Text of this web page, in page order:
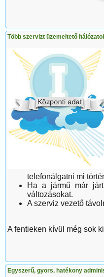
Több szervizt üzemeltető
telefonálgatni mi
Ha a jármű már
változásokat.
A szerviz vezető
A fentieken kívül még sok
Egyszerű, gyors, hatékony